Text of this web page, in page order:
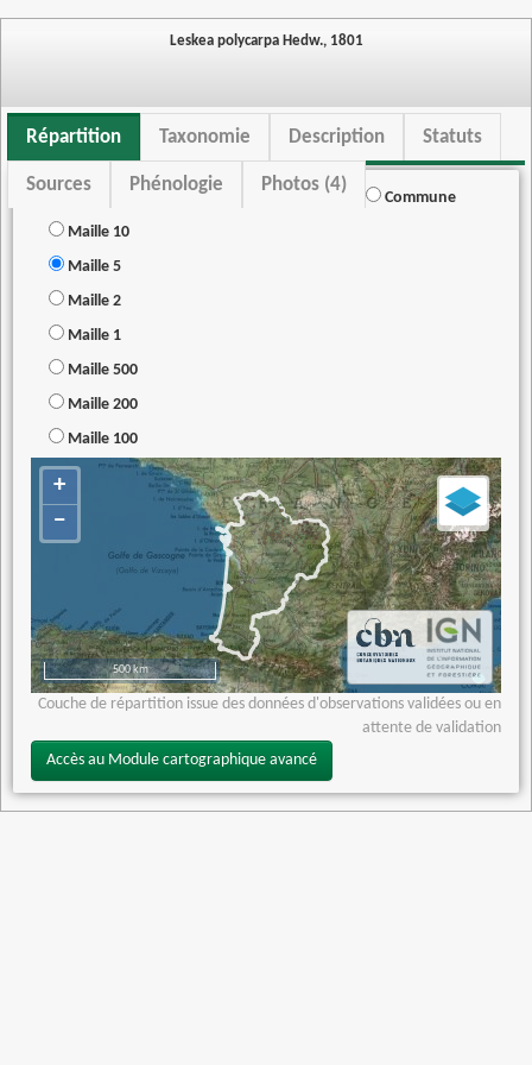
Leskea polycarpa Hedw., 1801
Répartition Taxonomie Description Statuts
Sources Phénologie Photos (4)
Commune
Maille 10
Maille 5
Maille 2
Maille 1
Maille 500
Maille 200
Maille 100
+
−
500 km
Couche de répartition issue des données d'observations validées ou en
attente de validation
Accès au Module cartographique avancé